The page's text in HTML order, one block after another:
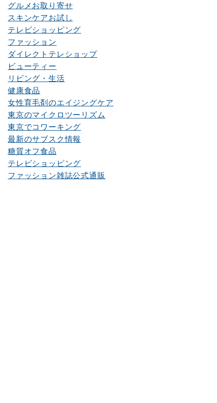
グルメお取り寄せ
スキンケアお試し
テレビショッピング
ファッション
ダイレクトテレショップ
ビューティー
リビング・生活
健康食品
女性育毛剤のエイジングケア
東京のマイクロツーリズム
東京でコワーキング
最新のサブスク情報
糖質オフ食品
テレビショッピング
ファッション雑誌公式通販